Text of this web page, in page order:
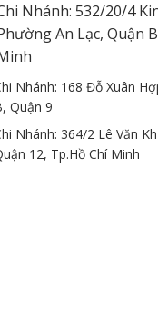
Nhánh: 532/20/4
An Lạc, Quận
Nhánh: 168 Đỗ Xuân
Quận 9
Nhánh: 364/2 Lê Văn
12, Tp.Hồ Chí Minh